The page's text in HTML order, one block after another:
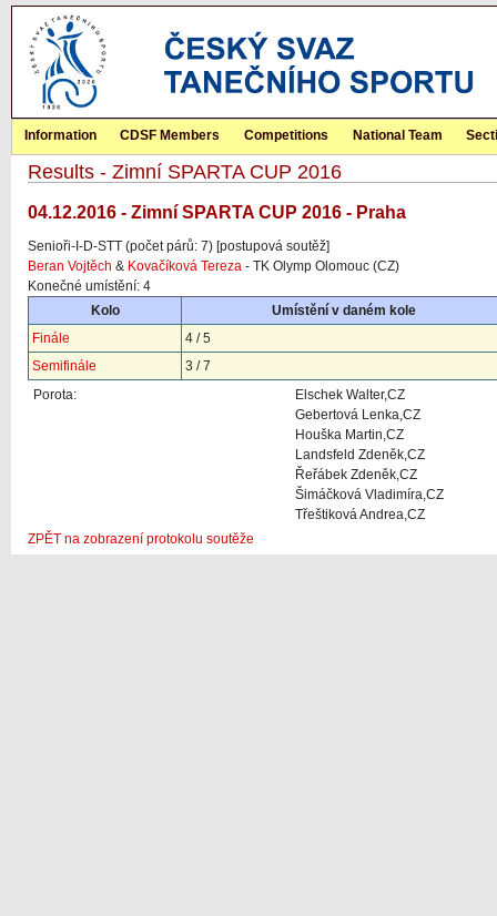
Information CDSF Members Competitions National Team
Results - Zimní SPARTA CUP 2016
04.12.2016 - Zimní SPARTA CUP 2016 - Praha
Senioři-I-D-STT (počet párů: 7) [postupová soutěž]
Beran Vojtěch & Kovačíková Tereza - TK Olymp Olomouc (CZ)
Konečné umístění: 4
Kolo
Umístění v daném kole
Finále
4 / 5
Semifinále
3 / 7
Porota:
Elschek Walter,CZ
Gebertová Lenka,CZ
Houška Martin,CZ
Landsfeld Zdeněk,CZ
Řeřábek Zdeněk,CZ
Šimáčková Vladimíra,CZ
Třeštiková Andrea,CZ
ZPĚT na zobrazení protokolu soutěže